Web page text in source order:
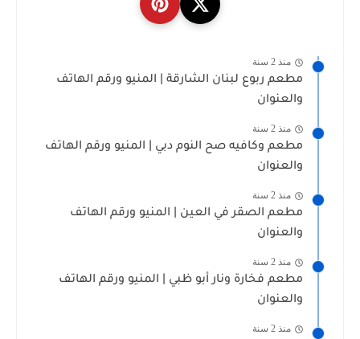
منذ 2 سنة
مطعم ربوع لبنان الشارقة | المنيو ورقم الهاتف
والعنوان
منذ 2 سنة
مطعم وكافيه صح النوم دبي | المنيو ورقم الهاتف
والعنوان
منذ 2 سنة
مطعم الصقر في العين | المنيو ورقم الهاتف
والعنوان
منذ 2 سنة
مطعم فخارة ونار أبو ظبي | المنيو ورقم الهاتف
والعنوان
منذ 2 سنة